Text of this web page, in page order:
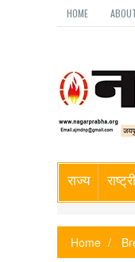
HOME
राज्य
Home